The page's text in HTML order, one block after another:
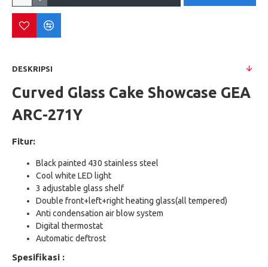
DESKRIPSI
Curved Glass Cake Showcase GEA
ARC-271Y
Fitur:
Black painted 430 stainless steel
Cool white LED light
3 adjustable glass shelf
Double front+left+right heating glass(all tempered)
Anti condensation air blow system
Digital thermostat
Automatic deftrost
Spesifikasi :